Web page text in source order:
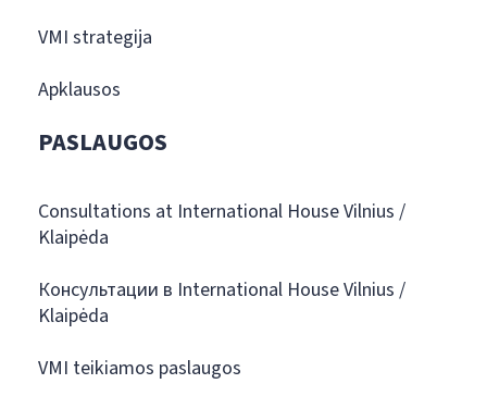
VMI strategija
Apklausos
PASLAUGOS
Consultations at International House Vilnius /
Klaipėda
Консультации в International House Vilnius /
Klaipėda
VMI teikiamos paslaugos